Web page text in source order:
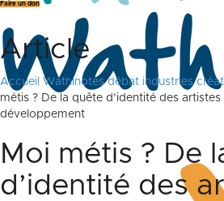
Faire un don
Article
Accueil Wathinotes débat industries
métis ? De la quête d’identité des
développement
Moi métis ? De
d’identité des